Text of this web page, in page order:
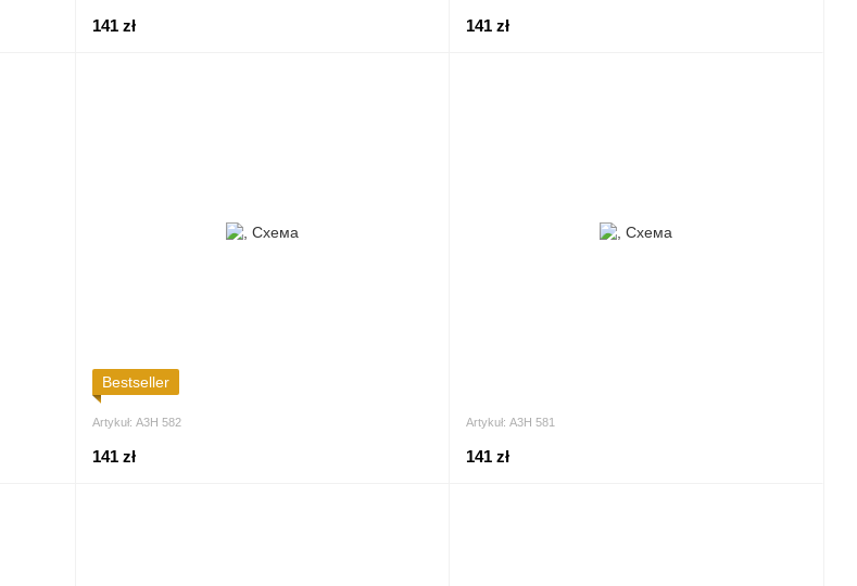
141 zł 141 zł
Bestseller
Artykuł: А3Н 582
141 zł
Artykuł: А3Н 581
141 zł